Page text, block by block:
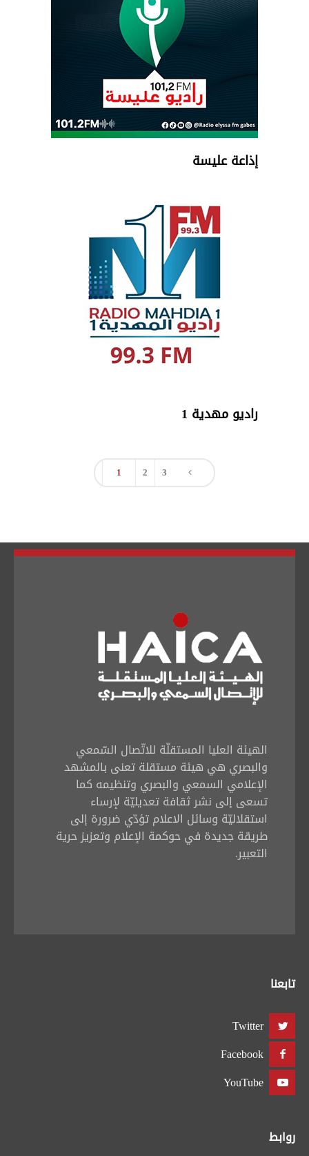
إذاعة عليسة
راديو مهدية 1
1 2 3
الهيئة العليا المستقلّة للاتّصال السّمعي
والبصري هي هيئة مستقلة تعنى بالمشهد
الإعلامي السمعي والبصري وتنظيمه كما
تسعى إلى نشر ثقافة تعديليّة لإرساء
استقلاليّة وسائل الاعلام تؤدّي ضرورة إلى
طريقة جديدة في حوكمة الإعلام وتعزيز حرية
التعبير.
تابعنا
Twitter
Facebook
YouTube
روابط